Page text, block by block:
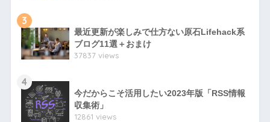
3
最近更新が楽しみで仕方ない原石Lifehack系
ブログ11選＋おまけ
37837 views
4
今だからこそ活用したい2023年版「RSS情報
収集術」
12861 views